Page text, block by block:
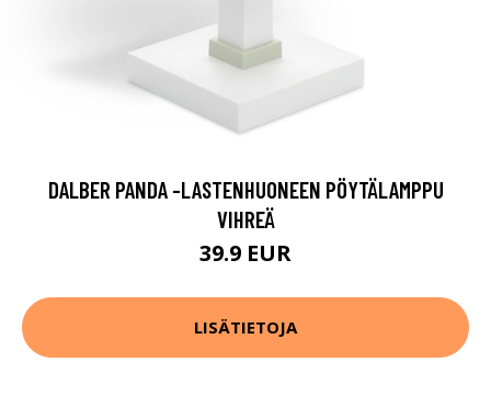
DALBER PANDA -LASTENHUONEEN PÖYTÄLAMPPU
VIHREÄ
39.9 EUR
LISÄTIETOJA